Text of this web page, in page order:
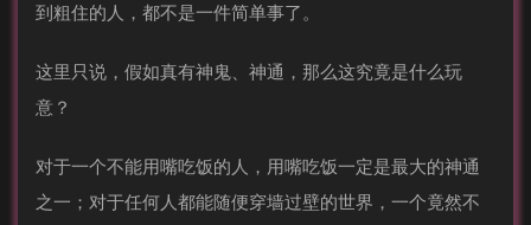
到粗住的人，都不是一件简单事了。
这里只说，假如真有神鬼、神通，那么这究竟是什么玩
意？
对于一个不能用嘴吃饭的人，用嘴吃饭一定是最大的神通
之一；对于任何人都能随便穿墙过壁的世界，一个竟然不